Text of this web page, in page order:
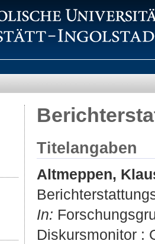
Titelangaben
Altmeppen,
In:
Diskursmonitor :